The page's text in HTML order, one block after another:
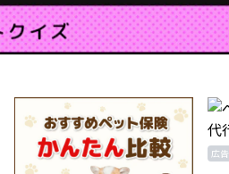
広告